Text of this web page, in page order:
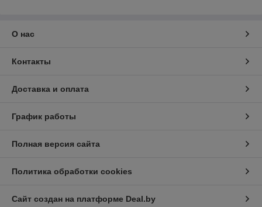
О нас
Контакты
Доставка и оплата
График работы
Полная версия сайта
Политика обработки cookies
Сайт создан на платформе Deal.by